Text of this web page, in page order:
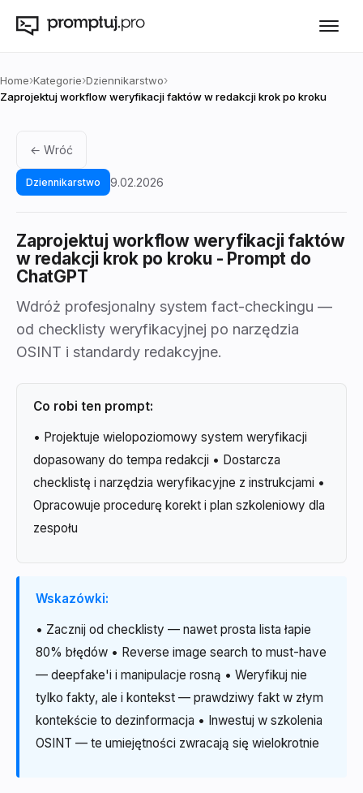
Home›Kategorie›Dziennikarstwo›
Zaprojektuj workflow weryfikacji faktów w redakcji krok po kroku
← Wróć
Dziennikarstwo 9.02.2026
Zaprojektuj workflow weryfikacji faktów
w redakcji krok po kroku - Prompt do
ChatGPT
Wdróż profesjonalny system fact-checkingu —
od checklisty weryfikacyjnej po narzędzia
OSINT i standardy redakcyjne.
Co robi ten prompt:
• Projektuje wielopoziomowy system weryfikacji
dopasowany do tempa redakcji • Dostarcza
checklistę i narzędzia weryfikacyjne z instrukcjami •
Opracowuje procedurę korekt i plan szkoleniowy dla
zespołu
Wskazówki:
• Zacznij od checklisty — nawet prosta lista łapie
80% błędów • Reverse image search to must-have
— deepfake'i i manipulacje rosną • Weryfikuj nie
tylko fakty, ale i kontekst — prawdziwy fakt w złym
kontekście to dezinformacja • Inwestuj w szkolenia
OSINT — te umiejętności zwracają się wielokrotnie